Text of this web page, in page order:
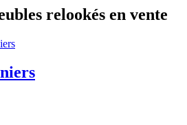
relookés en vente